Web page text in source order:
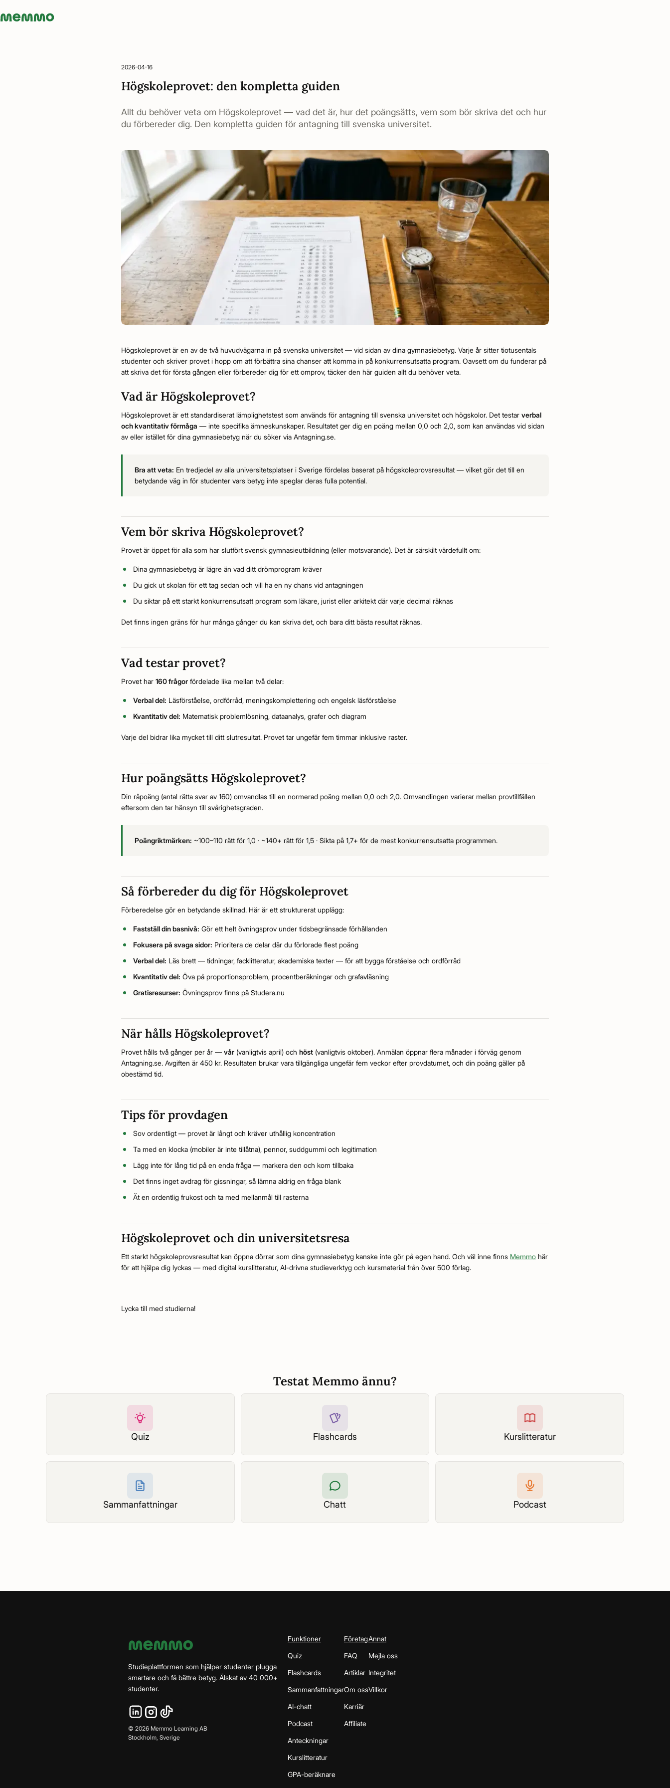
Memmo - AI-verktyg och digital kurslitteratur
2026-04-16
Högskoleprovet: den kompletta guiden
Allt du behöver veta om Högskoleprovet — vad det är, hur det poängsätts, vem som bör skriva det och hur
du förbereder dig. Den kompletta guiden för antagning till svenska universitet.
Högskoleprovet är en av de två huvudvägarna in på svenska universitet — vid sidan av dina gymnasiebetyg. Varje år sitter tiotusentals
studenter och skriver provet i hopp om att förbättra sina chanser att komma in på konkurrensutsatta program. Oavsett om du funderar på
att skriva det för första gången eller förbereder dig för ett omprov, täcker den här guiden allt du behöver veta.
Vad är Högskoleprovet?
Högskoleprovet är ett standardiserat lämplighetstest som används för antagning till svenska universitet och högskolor. Det testar verbal
och kvantitativ förmåga — inte specifika ämneskunskaper. Resultatet ger dig en poäng mellan 0,0 och 2,0, som kan användas vid sidan
av eller istället för dina gymnasiebetyg när du söker via Antagning.se.
Bra att veta: En tredjedel av alla universitetsplatser i Sverige fördelas baserat på högskoleprovsresultat — vilket gör det till en
betydande väg in för studenter vars betyg inte speglar deras fulla potential.
Vem bör skriva Högskoleprovet?
Provet är öppet för alla som har slutfört svensk gymnasieutbildning (eller motsvarande). Det är särskilt värdefullt om:
Dina gymnasiebetyg är lägre än vad ditt drömprogram kräver
Du gick ut skolan för ett tag sedan och vill ha en ny chans vid antagningen
Du siktar på ett starkt konkurrensutsatt program som läkare, jurist eller arkitekt där varje decimal räknas
Det finns ingen gräns för hur många gånger du kan skriva det, och bara ditt bästa resultat räknas.
Vad testar provet?
Provet har 160 frågor fördelade lika mellan två delar:
Verbal del: Läsförståelse, ordförråd, meningskomplettering och engelsk läsförståelse
Kvantitativ del: Matematisk problemlösning, dataanalys, grafer och diagram
Varje del bidrar lika mycket till ditt slutresultat. Provet tar ungefär fem timmar inklusive raster.
Hur poängsätts Högskoleprovet?
Din råpoäng (antal rätta svar av 160) omvandlas till en normerad poäng mellan 0,0 och 2,0. Omvandlingen varierar mellan provtillfällen
eftersom den tar hänsyn till svårighetsgraden.
Poängriktmärken: ~100–110 rätt för 1,0 · ~140+ rätt för 1,5 · Sikta på 1,7+ för de mest konkurrensutsatta programmen.
Så förbereder du dig för Högskoleprovet
Förberedelse gör en betydande skillnad. Här är ett strukturerat upplägg:
Fastställ din basnivå: Gör ett helt övningsprov under tidsbegränsade förhållanden
Fokusera på svaga sidor: Prioritera de delar där du förlorade flest poäng
Verbal del: Läs brett — tidningar, facklitteratur, akademiska texter — för att bygga förståelse och ordförråd
Kvantitativ del: Öva på proportionsproblem, procentberäkningar och grafavläsning
Gratisresurser: Övningsprov finns på Studera.nu
När hålls Högskoleprovet?
Provet hålls två gånger per år — vår (vanligtvis april) och höst (vanligtvis oktober). Anmälan öppnar flera månader i förväg genom
Antagning.se. Avgiften är 450 kr. Resultaten brukar vara tillgängliga ungefär fem veckor efter provdatumet, och din poäng gäller på
obestämd tid.
Tips för provdagen
Sov ordentligt — provet är långt och kräver uthållig koncentration
Ta med en klocka (mobiler är inte tillåtna), pennor, suddgummi och legitimation
Lägg inte för lång tid på en enda fråga — markera den och kom tillbaka
Det finns inget avdrag för gissningar, så lämna aldrig en fråga blank
Ät en ordentlig frukost och ta med mellanmål till rasterna
Högskoleprovet och din universitetsresa
Ett starkt högskoleprovsresultat kan öppna dörrar som dina gymnasiebetyg kanske inte gör på egen hand. Och väl inne finns Memmo här
för att hjälpa dig lyckas — med digital kurslitteratur, AI-drivna studieverktyg och kursmaterial från över 500 förlag.
Lycka till med studierna!
Testat Memmo ännu?
Quiz Flashcards Kurslitteratur
Sammanfattningar Chatt Podcast
Studieplattformen som hjälper studenter plugga
smartare och få bättre betyg. Älskat av 40 000+
studenter.
© 2026 Memmo Learning AB
Stockholm, Sverige
Funktioner
Quiz
Flashcards
Sammanfattningar
AI-chatt
Podcast
Anteckningar
Kurslitteratur
GPA-beräknare
Företag
FAQ
Artiklar
Om oss
Karriär
Affiliate
Annat
Mejla oss
Integritet
Villkor